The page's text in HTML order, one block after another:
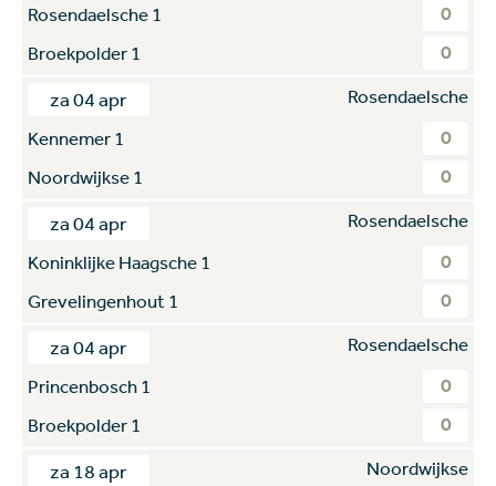
Rosendaelsche 1 0
Broekpolder 1 0
za 04 apr
Rosendaelsche
Kennemer 1
0
Noordwijkse 1 0
za 04 apr
Rosendaelsche
Koninklijke Haagsche 1
0
Grevelingenhout 1 0
za 04 apr
Rosendaelsche
Princenbosch 1
0
Broekpolder 1 0
za 18 apr
Noordwijkse